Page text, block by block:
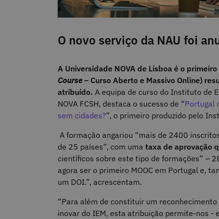
O novo serviço da NAU foi
A Universidade NOVA de Lisboa é o
Course– Curso Aberto e Massivo Online)
atribuído. A equipa de curso do Instituto de
NOVA FCSH, destaca o sucesso de “Portugal
sem cidades?”, o primeiro produzido pelo
A formação angariou “mais de 2400
de 25 países”, com uma taxa de aprovação
científicos sobre este tipo de formações” –
agora ser o primeiro MOOC em Portugal e,
um DOI.”, acrescentam.
“Para além de constituir um
inovar do IEM, esta atribuição permite-nos -